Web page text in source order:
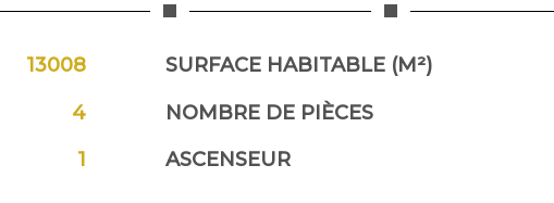
13008 SURFACE HABITABLE (M²)
4 NOMBRE DE PIÈCES
1 ASCENSEUR